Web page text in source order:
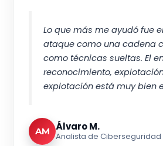
Lo que más me ayudó fue
ataque como una cadena
como técnicas sueltas. El
reconocimiento,
explotación está muy bien
AM Álvaro M.
Analista de Ciberseguridad